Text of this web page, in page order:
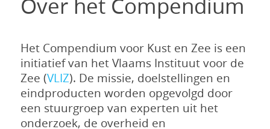
Over het Compendium
Het Compendium voor Kust en Zee is een
initiatief van het Vlaams Instituut voor de
Zee (VLIZ). De missie, doelstellingen en
eindproducten worden opgevolgd door
een stuurgroep van experten uit het
onderzoek, de overheid en